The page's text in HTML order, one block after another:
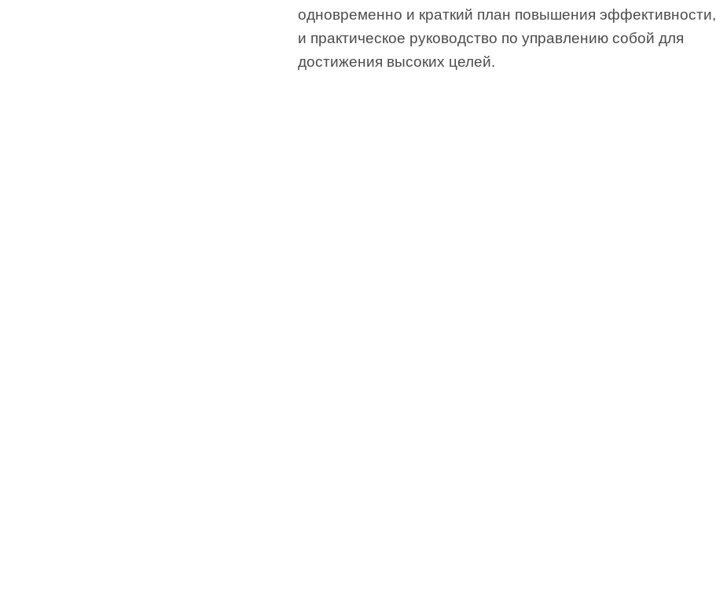
одновременно и краткий план повышения эффективности,
и практическое руководство по управлению собой для
достижения высоких целей.